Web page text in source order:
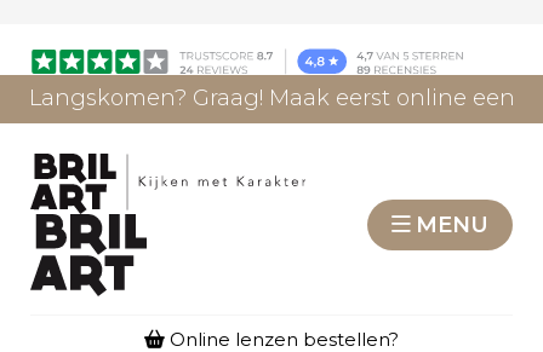
Langskomen? Graag! Maak eerst online een
MENU
Online lenzen bestellen?